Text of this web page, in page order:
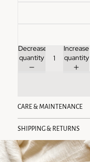
Decrease
quantity
Increase
quantity
CARE & MAINTENANCE
SHIPPING & RETURNS